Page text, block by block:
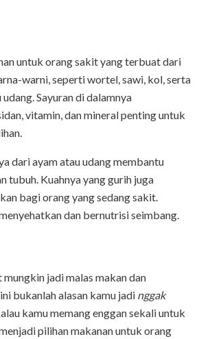
untuk orang sakit yang terbuat dari
warni, seperti wortel, sawi, kol, serta
Sayuran di dalamnya
vitamin, dan mineral penting untuk
dari ayam atau udang membantu
tubuh. Kuahnya yang gurih juga
bagi orang yang sedang sakit.
dan bernutrisi seimbang.
jadi malas makan dan
bukanlah alasan kamu jadi nggak
kamu memang enggan sekali untuk
pilihan makanan untuk orang